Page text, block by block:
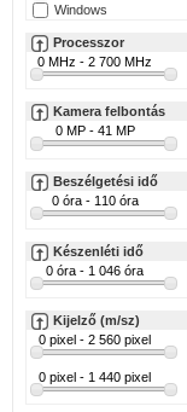
Windows
Processzor
Kamera felbontás
Beszélgetési idő
Készenléti idő
Kijelző (m/sz)